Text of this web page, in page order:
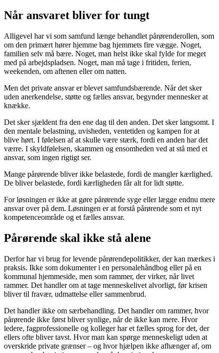
Når ansvaret bliver for tungt
Alligevel har vi som samfund længe behandlet pårørenderollen, som
om den primært hører hjemme bag hjemmets fire vægge. Noget,
familien selv må bære. Noget, man helst ikke skal fylde for meget
med på arbejdspladsen. Noget, man må tage i fritiden, ferien,
weekenden, om aftenen eller om natten.
Men det private ansvar er blevet samfundsbærende. Når det sker
uden anerkendelse, støtte og fælles ansvar, begynder mennesker at
knække.
Det sker sjældent fra den ene dag til den anden. Det sker langsomt. I
den mentale belastning, uvisheden, ventetiden og kampen for at
blive hørt. I følelsen af at skulle være stærk, fordi en anden har det
værre. I skyldfølelsen, skammen og ensomheden ved at stå med et
ansvar, som ingen rigtigt ser.
Mange pårørende bliver ikke belastede, fordi de mangler kærlighed.
De bliver belastede, fordi kærligheden får alt for lidt støtte.
For løsningen er ikke at gøre pårørende syge eller lægge endnu mere
ansvar over på dem. Løsningen er at forstå pårørende som et nyt
kompetenceområde og et fælles ansvar.
Pårørende skal ikke stå alene
Derfor har vi brug for levende pårørendepolitikker, der kan mærkes i
praksis. Ikke som dokumenter i en personalehåndbog eller på en
kommunal hjemmeside, men som rammer, der virker, når livet
rammer. Det handler om at tage menneskelivet alvorligt, før krisen
bliver til fravær, udmattelse eller sammenbrud.
Det handler ikke om særbehandling. Det handler om rammer, hvor
pårørende ikke først bliver synlige, når de ikke kan mere. Hvor
ledere, fagprofessionelle og kolleger har et fælles sprog for det, der
ellers ofte bliver tavst. Hvor man kan spørge menneskeligt uden at
overskride private grænser – og hvor hjælpen ikke afhænger af, om